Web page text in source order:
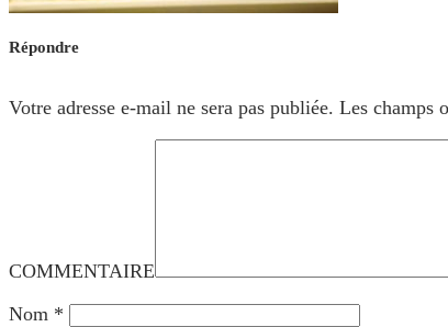
Répondre
Votre adresse e-mail ne sera pas publiée. Les champs
COMMENTAIRE
Nom *